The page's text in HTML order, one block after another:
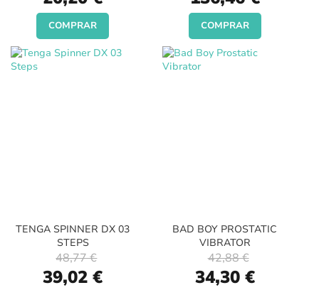
Price
COMPRAR
Price
COMPRAR
TENGA SPINNER DX 03
STEPS
Special
Price
39,02 €
48,77 €
BAD BOY PROSTATIC
VIBRATOR
Special
Price
34,30 €
42,88 €